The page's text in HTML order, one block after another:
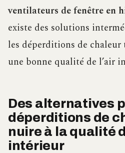
ventilateurs de fenêtre en
existe des solutions
les déperditions de
une bonne qualité de l’air
Des alternatives
déperditions de
nuire à la qualité
intérieur